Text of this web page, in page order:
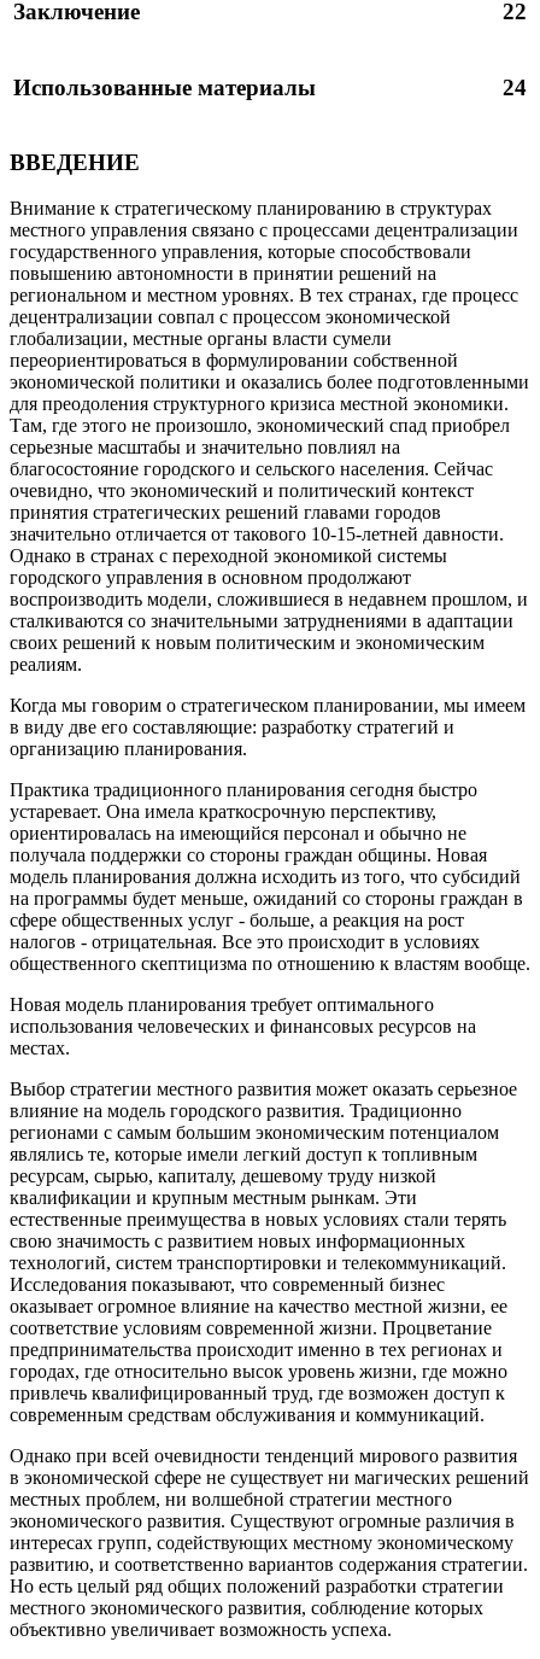
Заключение 22
Использованные материалы 24
ВВЕДЕНИЕ
Внимание к стратегическому планированию в структурах
местного управления связано с процессами децентрализации
государственного управления, которые способствовали
повышению автономности в принятии решений на
региональном и местном уровнях. В тех странах, где процесс
децентрализации совпал с процессом экономической
глобализации, местные органы власти сумели
переориентироваться в формулировании собственной
экономической политики и оказались более подготовленными
для преодоления структурного кризиса местной экономики.
Там, где этого не произошло, экономический спад приобрел
серьезные масштабы и значительно повлиял на
благосостояние городского и сельского населения. Сейчас
очевидно, что экономический и политический контекст
принятия стратегических решений главами городов
значительно отличается от такового 10-15-летней давности.
Однако в странах с переходной экономикой системы
городского управления в основном продолжают
воспроизводить модели, сложившиеся в недавнем прошлом, и
сталкиваются со значительными затруднениями в адаптации
своих решений к новым политическим и экономическим
реалиям.
Когда мы говорим о стратегическом планировании, мы имеем
в виду две его составляющие: разработку стратегий и
организацию планирования.
Практика традиционного планирования сегодня быстро
устаревает. Она имела краткосрочную перспективу,
ориентировалась на имеющийся персонал и обычно не
получала поддержки со стороны граждан общины. Новая
модель планирования должна исходить из того, что субсидий
на программы будет меньше, ожиданий со стороны граждан в
сфере общественных услуг - больше, а реакция на рост
налогов - отрицательная. Все это происходит в условиях
общественного скептицизма по отношению к властям вообще.
Новая модель планирования требует оптимального
использования человеческих и финансовых ресурсов на
местах.
Выбор стратегии местного развития может оказать серьезное
влияние на модель городского развития. Традиционно
регионами с самым большим экономическим потенциалом
являлись те, которые имели легкий доступ к топливным
ресурсам, сырью, капиталу, дешевому труду низкой
квалификации и крупным местным рынкам. Эти
естественные преимущества в новых условиях стали терять
свою значимость с развитием новых информационных
технологий, систем транспортировки и телекоммуникаций.
Исследования показывают, что современный бизнес
оказывает огромное влияние на качество местной жизни, ее
соответствие условиям современной жизни. Процветание
предпринимательства происходит именно в тех регионах и
городах, где относительно высок уровень жизни, где можно
привлечь квалифицированный труд, где возможен доступ к
современным средствам обслуживания и коммуникаций.
Однако при всей очевидности тенденций мирового развития
в экономической сфере не существует ни магических решений
местных проблем, ни волшебной стратегии местного
экономического развития. Существуют огромные различия в
интересах групп, содействующих местному экономическому
развитию, и соответственно вариантов содержания стратегии.
Но есть целый ряд общих положений разработки стратегии
местного экономического развития, соблюдение которых
объективно увеличивает возможность успеха.